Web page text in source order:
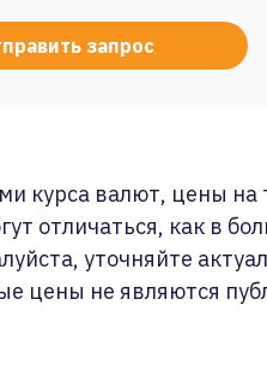
курса валют, цены на
отличаться, как в
уточняйте
цены не являются